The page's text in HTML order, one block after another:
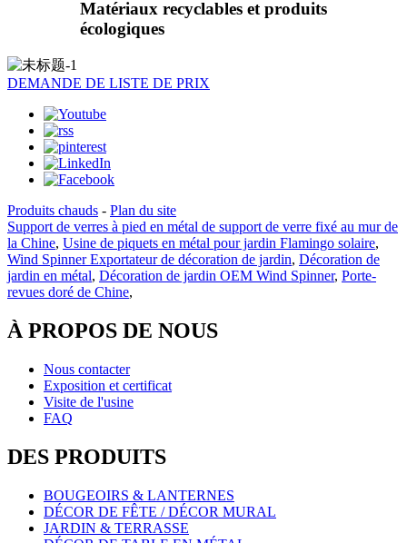
Matériaux recyclables et produits
écologiques
DEMANDE DE LISTE DE PRIX
Produits chauds - Plan du site
Support de verres à pied en métal de support de verre fixé au mur de
la Chine, Usine de piquets en métal pour jardin Flamingo solaire,
Wind Spinner Exportateur de décoration de jardin, Décoration de
jardin en métal, Décoration de jardin OEM Wind Spinner, Porte-
revues doré de Chine,
À PROPOS DE NOUS
Nous contacter
Exposition et certificat
Visite de l'usine
FAQ
DES PRODUITS
BOUGEOIRS & LANTERNES
DÉCOR DE FÊTE / DÉCOR MURAL
JARDIN & TERRASSE